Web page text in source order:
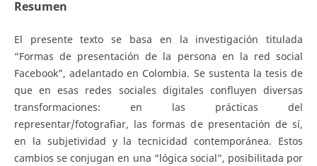
Resumen
El presente texto se basa en la investigación titulada
“Formas de presentación de la persona en la red social
Facebook”, adelantado en Colombia. Se sustenta la tesis de
que en esas redes sociales digitales confluyen diversas
transformaciones: en las prácticas del
representar/fotografiar, las formas de presentación de sí,
en la subjetividad y la tecnicidad contemporánea. Estos
cambios se conjugan en una “lógica social”, posibilitada por